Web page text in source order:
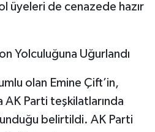
üyeleri de cenazede hazır
Yolculuğuna Uğurlandı
olan Emine Çift’in,
AK Parti teşkilatlarında
belirtildi. AK Parti